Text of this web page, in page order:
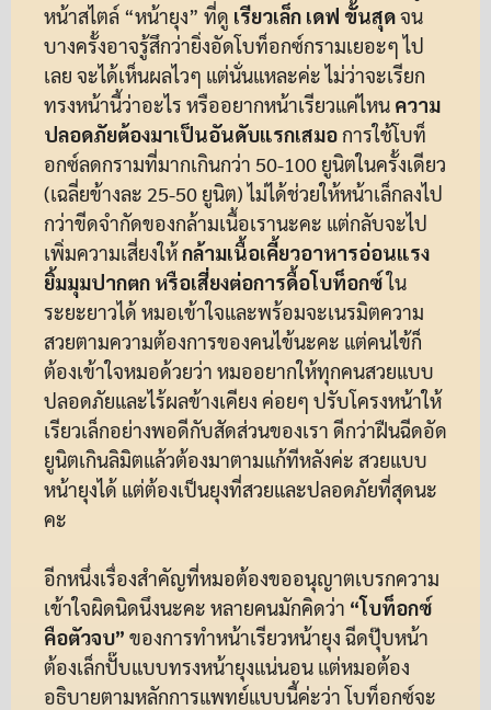
หน้าสไตล์ “หน้ายุง” ที่ดู เรียวเล็ก เดฟ ขั้นสุดจน
บางครั้งอาจรู้สึกว่ายิ่งอัดโบท็อกซ์กรามเยอะๆ ไป
เลย จะได้เห็นผลไวๆ แต่นั่นแหละค่ะ ไม่ว่าจะเรียก
ทรงหน้านี้ว่าอะไร หรืออยากหน้าเรียวแค่ไหน ความ
ปลอดภัยต้องมาเป็นอันดับแรกเสมอการใช้โบท็
อกซ์ลดกรามที่มากเกินกว่า 50-100 ยูนิตในครั้งเดียว
(เฉลี่ยข้างละ 25-50 ยูนิต) ไม่ได้ช่วยให้หน้าเล็กลงไป
กว่าขีดจำกัดของกล้ามเนื้อเรานะคะ แต่กลับจะไป
เพิ่มความเสี่ยงให้กล้ามเนื้อเคี้ยวอาหารอ่อนแรง
ยิ้มมุมปากตก หรือเสี่ยงต่อการดื้อโบท็อกซ์ใน
ระยะยาวได้ หมอเข้าใจและพร้อมจะเนรมิตความ
สวยตามความต้องการของคนไข้นะคะ แต่คนไข้ก็
ต้องเข้าใจหมอด้วยว่า หมออยากให้ทุกคนสวยแบบ
ปลอดภัยและไร้ผลข้างเคียง ค่อยๆ ปรับโครงหน้าให้
เรียวเล็กอย่างพอดีกับสัดส่วนของเรา ดีกว่าฝืนฉีดอัด
ยูนิตเกินลิมิตแล้วต้องมาตามแก้ทีหลังค่ะ สวยแบบ
หน้ายุงได้ แต่ต้องเป็นยุงที่สวยและปลอดภัยที่สุดนะ
คะ
อีกหนึ่งเรื่องสำคัญที่หมอต้องขออนุญาตเบรกความ
เข้าใจผิดนิดนึงนะคะ หลายคนมักคิดว่า “โบท็อกซ์
คือตัวจบ” ของการทำหน้าเรียวหน้ายุง ฉีดปุ๊บหน้า
ต้องเล็กปั๊บแบบทรงหน้ายุงแน่นอน แต่หมอต้อง
อธิบายตามหลักการแพทย์แบบนี้ค่ะว่า โบท็อกซ์จะ